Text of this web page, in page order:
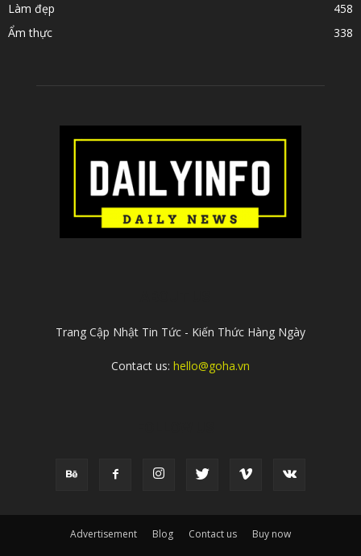
Làm đẹp
458
Ẩm thực
338
Trang Cập Nhật Tin Tức - Kiến Thức Hàng Ngày
Contact us: hello@goha.vn
Advertisement Blog Contact us Buy now